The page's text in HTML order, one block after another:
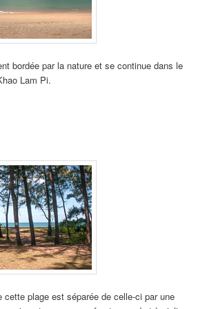
bordée par la nature et se continue dans le
Lam Pi.
cette plage est séparée de celle-ci par une